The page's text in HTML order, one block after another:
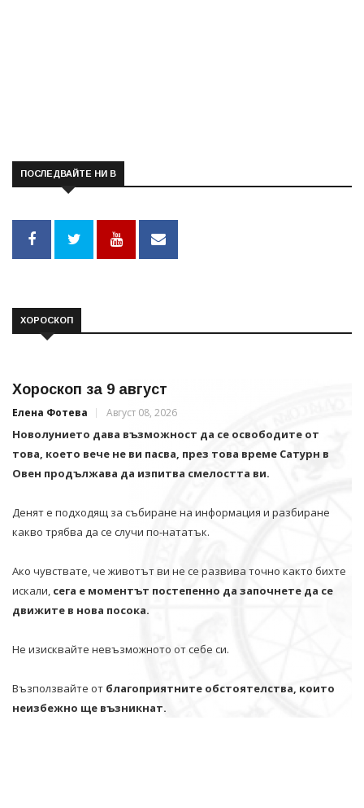
ПОСЛЕДВАЙТЕ НИ В
ХОРОСКОП
Хороскоп за 9 август
Елена Фотева Август 08, 2026
Новолунието дава възможност да се освободите от
това, което вече не ви пасва, през това време Сатурн в
Овен продължава да изпитва смелостта ви.
Денят е подходящ за събиране на информация и разбиране
какво трябва да се случи по-нататък.
Ако чувствате, че животът ви не се развива точно както бихте
искали, сега е моментът постепенно да започнете да се
движите в нова посока.
Не изисквайте невъзможното от себе си.
Възползвайте от благоприятните обстоятелства, които
неизбежно ще възникнат.